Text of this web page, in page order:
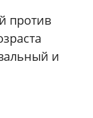
против
и